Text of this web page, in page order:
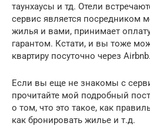
таунхаусы и тд. Отели
сервис является посредником
жилья и вами, принимает
гарантом. Кстати, и вы тоже
квартиру посуточно через Airbnb.
Если вы еще не знакомы с
прочитайте мой подробный
о том, что это такое, как
как бронировать жилье и т.д.